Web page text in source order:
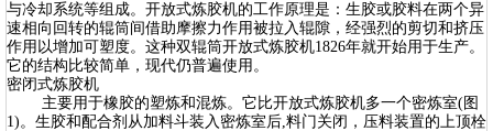
与冷却系统等组成。开放式炼胶机的工作原理是：生胶或胶料在两个异
速相向回转的辊筒间借助摩擦力作用被拉入辊隙，经强烈的剪切和挤压
作用以增加可塑度。这种双辊筒开放式炼胶机1826年就开始用于生产。
它的结构比较简单，现代仍普遍使用。
密闭式炼胶机
主要用于橡胶的塑炼和混炼。它比开放式炼胶机多一个密炼室(图
1)。生胶和配合剂从加料斗装入密炼室后,料门关闭，压料装置的上顶栓